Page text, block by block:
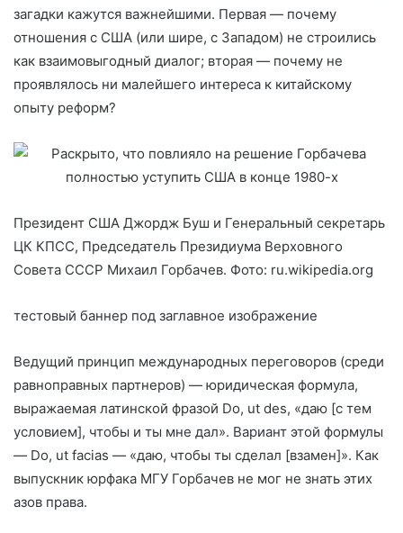
загадки кажутся важнейшими. Первая — почему
отношения с США (или шире, с Западом) не строились
как взаимовыгодный диалог; вторая — почему не
проявлялось ни малейшего интереса к китайскому
опыту реформ?
Президент США Джордж Буш и Генеральный секретарь
ЦК КПСС, Председатель Президиума Верховного
Совета СССР Михаил Горбачев. Фото: ru.wikipedia.org
тестовый баннер под заглавное изображение
Ведущий принцип международных переговоров (среди
равноправных партнеров) — юридическая формула,
выражаемая латинской фразой Do, ut des, «даю [с тем
условием], чтобы и ты мне дал». Вариант этой формулы
— Do, ut facias — «даю, чтобы ты сделал [взамен]». Как
выпускник юрфака МГУ Горбачев не мог не знать этих
азов права.